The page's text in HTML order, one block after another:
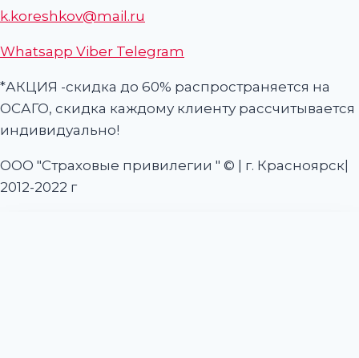
k.koreshkov@mail.ru
Whatsapp Viber Telegram
*АКЦИЯ -скидка до 60% распространяется на
ОСАГО, скидка каждому клиенту рассчитывается
индивидуально!
ООО "Страховые привилегии " © | г. Красноярск|
2012-2022 г